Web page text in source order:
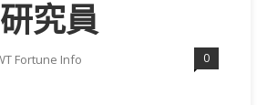
究員
Fortune Info 0